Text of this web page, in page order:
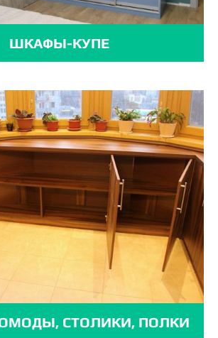
ШКАФЫ-КУПЕ
СТОЛИКИ, ПОЛКИ